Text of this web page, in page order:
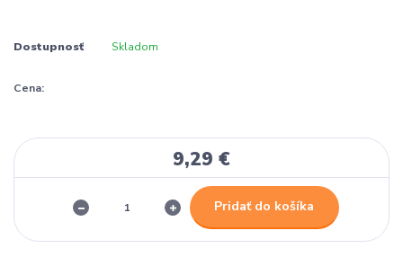
Dostupnosť Skladom
Cena:
9,29 €
Pridať do košíka